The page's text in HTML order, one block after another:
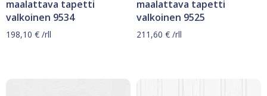
maalattava tapetti
valkoinen 9534
198,10 € /rll
maalattava tapetti
valkoinen 9525
211,60 € /rll